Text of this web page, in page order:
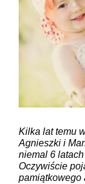
Kilka lat temu
Agnieszki i
niemal 6
Oczywiście
pamiątkowego